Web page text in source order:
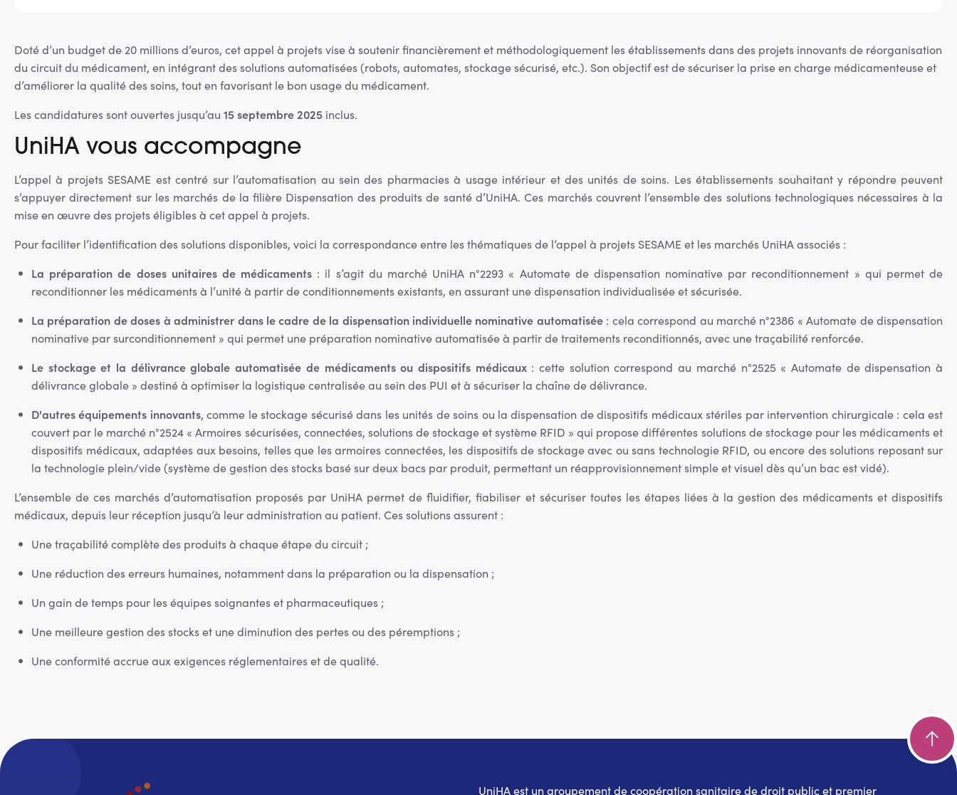
Doté d’un budget de 20 millions d’euros, cet appel à projets vise à soutenir financièrement et méthodologiquement les établissements dans des projets innovants de réorganisation
du circuit du médicament, en intégrant des solutions automatisées (robots, automates, stockage sécurisé, etc.). Son objectif est de sécuriser la prise en charge médicamenteuse et
d’améliorer la qualité des soins, tout en favorisant le bon usage du médicament.
Les candidatures sont ouvertes jusqu’au 15 septembre 2025 inclus.
UniHA vous accompagne
L’appel à projets SESAME est centré sur l’automatisation au sein des pharmacies à usage intérieur et des unités de soins. Les établissements souhaitant y répondre peuvent
s’appuyer directement sur les marchés de la filière Dispensation des produits de santé d’UniHA. Ces marchés couvrent l’ensemble des solutions technologiques nécessaires à la
mise en œuvre des projets éligibles à cet appel à projets.
Pour faciliter l’identification des solutions disponibles, voici la correspondance entre les thématiques de l’appel à projets SESAME et les marchés UniHA associés :
La préparation de doses unitaires de médicaments : il s’agit du marché UniHA n°2293 « Automate de dispensation nominative par reconditionnement » qui permet de
reconditionner les médicaments à l’unité à partir de conditionnements existants, en assurant une dispensation individualisée et sécurisée.
La préparation de doses à administrer dans le cadre de la dispensation individuelle nominative automatisée: cela correspond au marché n°2386 « Automate de dispensation
nominative par surconditionnement » qui permet une préparation nominative automatisée à partir de traitements reconditionnés, avec une traçabilité renforcée.
Le stockage et la délivrance globale automatisée de médicaments ou dispositifs médicaux: cette solution correspond au marché n°2525 « Automate de dispensation à
délivrance globale » destiné à optimiser la logistique centralisée au sein des PUI et à sécuriser la chaîne de délivrance.
D'autres équipements innovants, comme le stockage sécurisé dans les unités de soins ou la dispensation de dispositifs médicaux stériles par intervention chirurgicale : cela est
couvert par le marché n°2524 « Armoires sécurisées, connectées, solutions de stockage et système RFID » qui propose différentes solutions de stockage pour les médicaments et
dispositifs médicaux, adaptées aux besoins, telles que les armoires connectées, les dispositifs de stockage avec ou sans technologie RFID, ou encore des solutions reposant sur
la technologie plein/vide (système de gestion des stocks basé sur deux bacs par produit, permettant un réapprovisionnement simple et visuel dès qu’un bac est vidé).
L’ensemble de ces marchés d’automatisation proposés par UniHA permet de fluidifier, fiabiliser et sécuriser toutes les étapes liées à la gestion des médicaments et dispositifs
médicaux, depuis leur réception jusqu’à leur administration au patient. Ces solutions assurent :
Une traçabilité complète des produits à chaque étape du circuit ;
Une réduction des erreurs humaines, notamment dans la préparation ou la dispensation ;
Un gain de temps pour les équipes soignantes et pharmaceutiques ;
Une meilleure gestion des stocks et une diminution des pertes ou des péremptions ;
Une conformité accrue aux exigences réglementaires et de qualité.
UniHA est un groupement de coopération sanitaire de droit public et premier